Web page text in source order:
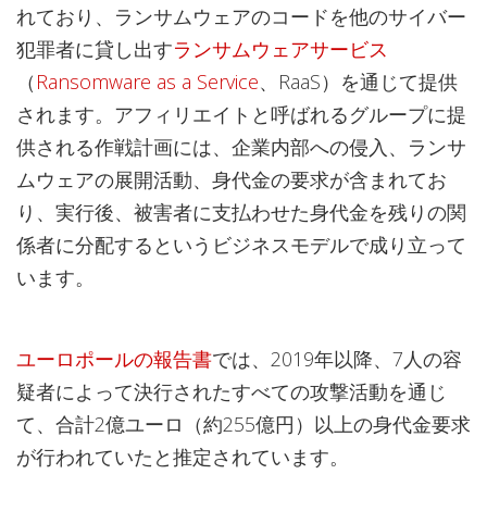
れており、ランサムウェアのコードを他のサイバー
犯罪者に貸し出すランサムウェアサービス
（ Ransomware as a Service、RaaS）を通じて提供
されます。アフィリエイトと呼ばれるグループに提
供される作戦計画には、企業内部への侵入、ランサ
ムウェアの展開活動、身代金の要求が含まれてお
り、実行後、被害者に支払わせた身代金を残りの関
係者に分配するというビジネスモデルで成り立って
います。
ユーロポールの報告書では、2019年以降、7人の容
疑者によって決行されたすべての攻撃活動を通じ
て、合計2億ユーロ（約255億円）以上の身代金要求
が行われていたと推定されています。